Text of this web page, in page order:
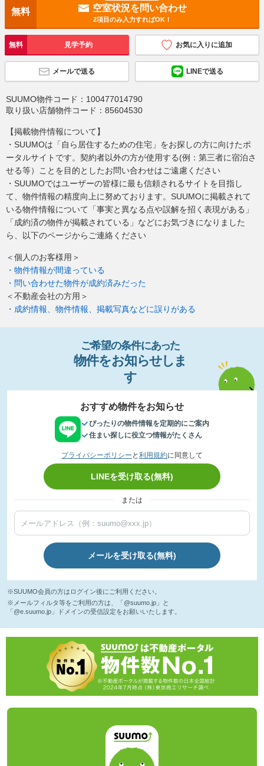
無料 空室状況を問い合わせ
2項目のみ入力すればOK！
無料 見学予約 お気に入りに追加
メールで送る LINEで送る
SUUMO物件コード： 100477014790
取り扱い店舗物件コード： 85604530
【掲載物件情報について】
・SUUMOは「自ら居住するための住宅」をお探しの方に向けたポ
ータルサイトです。契約者以外の方が使用する(例：第三者に宿泊さ
せる等）ことを目的としたお問い合わせはご遠慮ください
・SUUMOではユーザーの皆様に最も信頼されるサイトを目指し
て、物件情報の精度向上に努めております。SUUMOに掲載されて
いる物件情報について「事実と異なる点や誤解を招く表現がある」
「成約済の物件が掲載されている」などにお気づきになりました
ら、以下のページからご連絡ください
＜個人のお客様用＞
・物件情報が間違っている
・問い合わせた物件が成約済みだった
＜不動産会社の方用＞
・成約情報、物件情報、掲載写真などに誤りがある
ご希望の条件にあった
物件をお知らせし ま
す
おすすめ物件をお知らせ
ぴったりの物件情報を定期的にご案内
住まい探しに役立つ情報がたくさん
プライバシーポリシー と 利用規約に同意して
LINEを受け取る(無料)
または
メールを受け取る(無料)
※SUUMO会員の方はログイン後にご利用ください。
※メールフィルタ等をご利用の方は、「@suumo.jp」と
「@e.suumo.jp」ドメインの受信設定をお願いいたします。